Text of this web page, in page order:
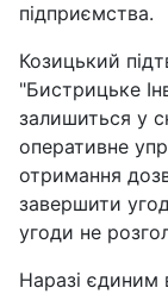
підприємства.
Козицький
"Бистрицьке
залишиться у
оперативне
отримання
завершити
угоди не
Наразі єдиним